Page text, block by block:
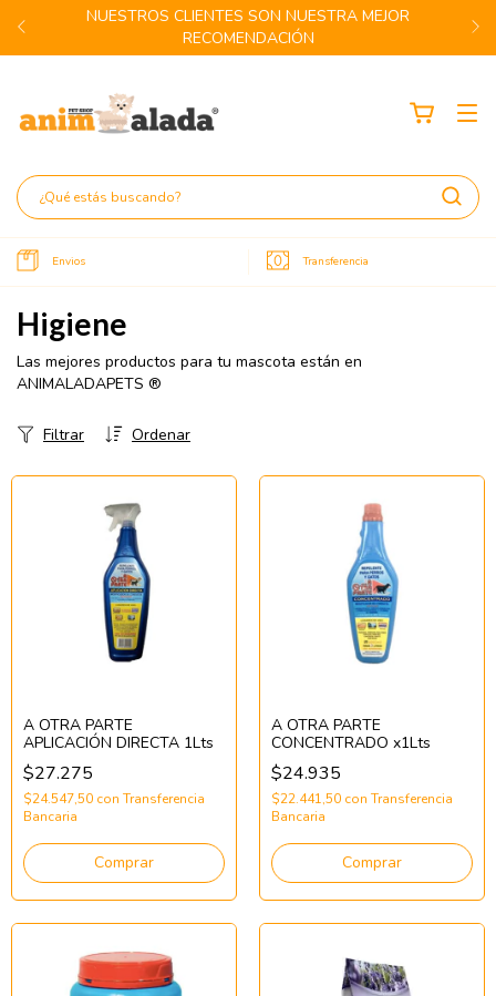
NUESTROS CLIENTES SON NUESTRA MEJOR
RECOMENDACIÓN
Envios Transferencia
Higiene
Las mejores productos para tu mascota están en
ANIMALADAPETS ®
Ordenar
Filtrar
A OTRA PARTE
APLICACIÓN DIRECTA 1Lts
$27.275
$24.547,50 con Transferencia
Bancaria
A OTRA PARTE
CONCENTRADO x1Lts
$24.935
$22.441,50 con Transferencia
Bancaria